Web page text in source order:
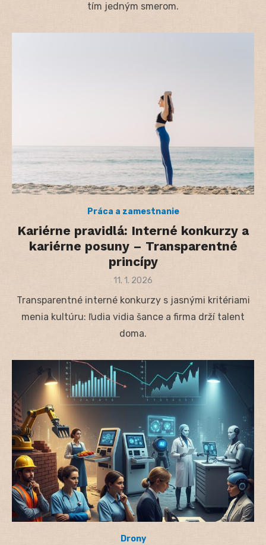
tím jedným smerom.
Práca a zamestnanie
Kariérne pravidlá: Interné konkurzy a
kariérne posuny – Transparentné
princípy
Posted
11. 1. 2026
Transparentné interné konkurzy s jasnými kritériami
menia kultúru: ľudia vidia šance a firma drží talent
doma.
Drony